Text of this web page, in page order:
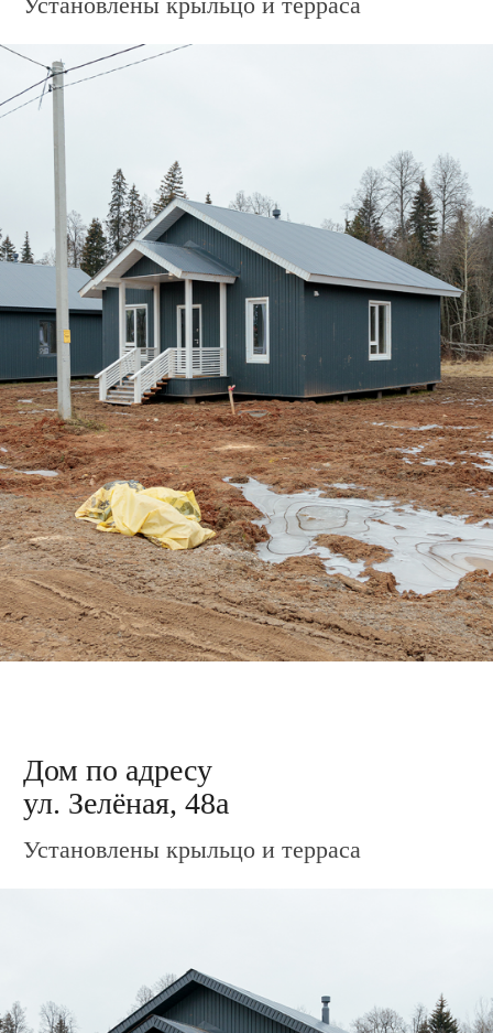
Облицовка каркаса металлосайдингом
Дом по адресу
ул. Столичная, 28
Облицовка каркаса металлосайдингом